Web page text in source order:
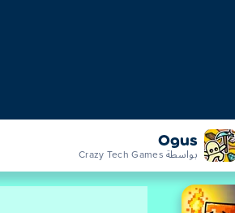
Ogus
بواسطة Crazy Tech Games